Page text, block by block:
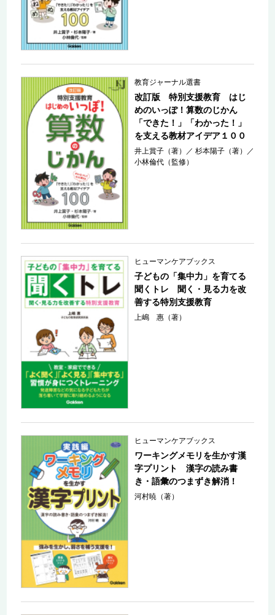
教育ジャーナル選書
改訂版 特別支援教育 はじ
めのいっぽ！算数のじかん
「できた！」「わかった！」
を支える教材アイデア１００
井上賞子（著） ／杉本陽子（著）
／
小林倫代（監修）
ヒューマンケアブックス
子どもの「集中力」を育てる
聞くトレ 聞く・見る力を改
善する特別支援教育
上嶋 惠（著）
ヒューマンケアブックス
ワーキングメモリを生かす漢
字プリント 漢字の読み書
き・語彙のつまずき解消！
河村暁（著）